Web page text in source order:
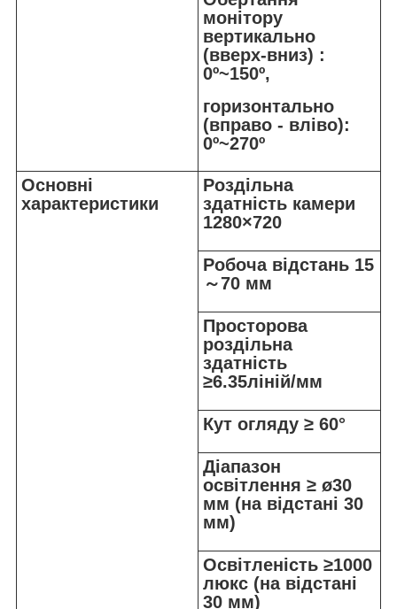
монітору
вертикально
(вверх-вниз) :
0º~150º,
горизонтально
(вправо - вліво):
0º~270º
Основні
характеристики
Роздільна
здатність камери
1280×720
Робоча відстань 15
～70 мм
Просторова
роздільна
здатність
≥6.35ліній/мм
Кут огляду ≥ 60°
Діапазон
освітлення ≥ ø30
мм (на відстані 30
мм)
Освітленість ≥1000
люкс (на відстані
30 мм)